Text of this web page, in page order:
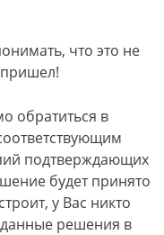
что это не
пришел!
обратиться в
подтверждающих
будет принято
у Вас никто
решения в